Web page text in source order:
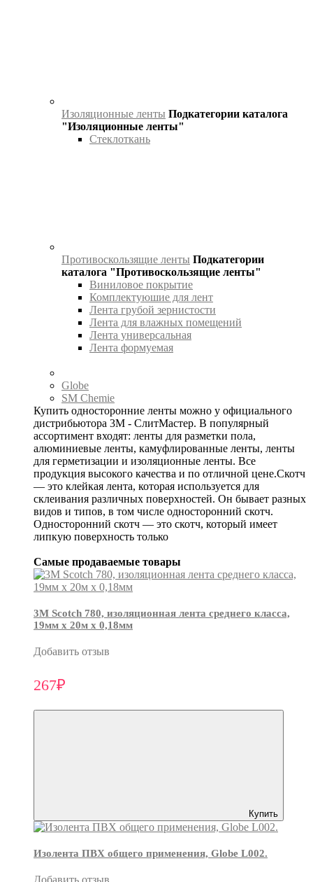
Изоляционные ленты Подкатегории каталога
"Изоляционные ленты"
Стеклоткань
Противоскользящие ленты Подкатегории
каталога "Противоскользящие ленты"
Виниловое покрытие
Комплектуюшие для лент
Лента грубой зернистости
Лента для влажных помещений
Лента универсальная
Лента формуемая
Globe
SM Chemie
Купить односторонние ленты можно у официального
дистрибьютора 3М - СлитМастер. В популярный
ассортимент входят: ленты для разметки пола,
алюминиевые ленты, камуфлированные ленты, ленты
для герметизации и изоляционные ленты. Все
продукция высокого качества и по отличной цене.Скотч
— это клейкая лента, которая используется для
склеивания различных поверхностей. Он бывает разных
видов и типов, в том числе односторонний скотч.
Односторонний скотч — это скотч, который имеет
липкую поверхность только
Самые продаваемые товары
3М Scotch 780, изоляционная лента среднего класса,
19мм х 20м х 0,18мм
Добавить отзыв
267₽
Купить
Изолента ПВХ общего применения, Globe L002.
Добавить отзыв